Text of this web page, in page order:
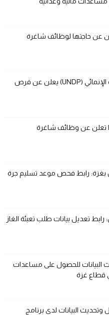
برنامج الأمم المتحدة الإنمائي (UNDP) يعلن عن فرص
بغزة: رابط فحص موعد تسليم جرة
رابط تعديل بيانات طلب تعبئة الغاز
البيانات للحصول على مساعدات
وتحديث البيانات لدى برنامج